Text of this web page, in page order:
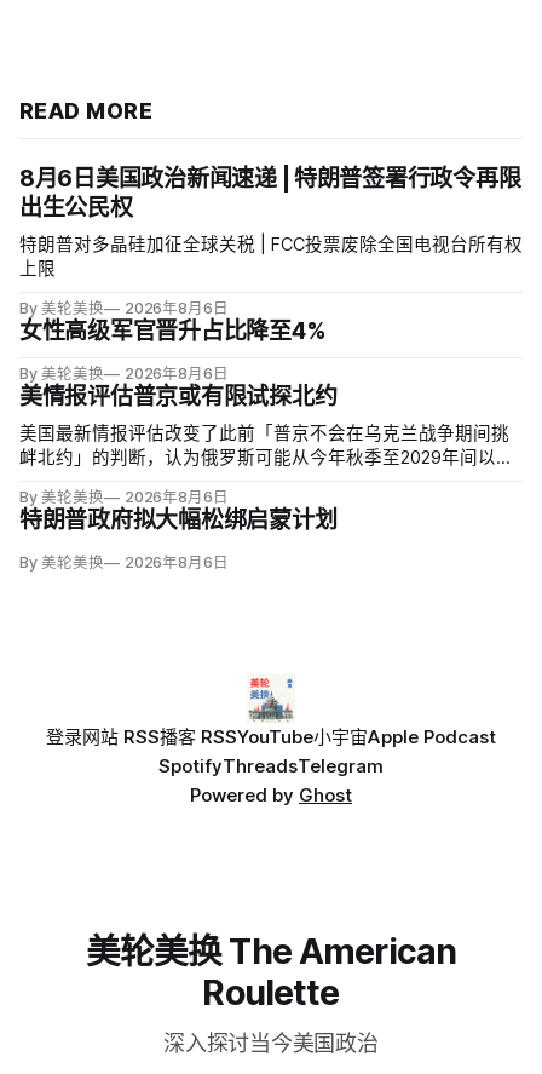
READ MORE
8月6日美国政治新闻速递 | 特朗普签署行政令再限
出生公民权
特朗普对多晶硅加征全球关税 | FCC投票废除全国电视台所有权
上限
By 美轮美换 2026年8月6日
女性高级军官晋升占比降至4%
By 美轮美换 2026年8月6日
美情报评估普京或有限试探北约
美国最新情报评估改变了此前「普京不会在乌克兰战争期间挑
衅北约」的判断，认为俄罗斯可能从今年秋季至2029年间以网
限陆地入侵仍属低概率，但风险随时间上升；俄军导弹落入波
兰、无人机进入罗马尼亚已被视为前兆。
By 美轮美换 2026年8月6日
特朗普政府拟大幅松绑启蒙计划
By 美轮美换 2026年8月6日
登录网站 RSS播客 RSSYouTube小宇宙Apple Podcast
SpotifyThreadsTelegram
Powered by Ghost
美轮美换 The American
Roulette
深入探讨当今美国政治